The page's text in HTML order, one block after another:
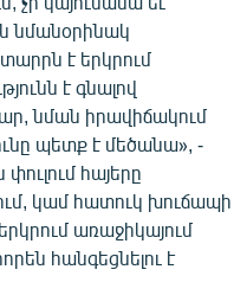
նմանօրինակ
է երկրում
է գնալով
նման իրավիճակում
պետք է մեծանա», -
հայերը
կամ հատուկ խուճապի
առաջիկայում
հանգեցնելու է